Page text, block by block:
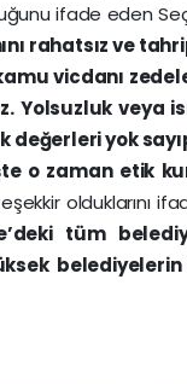
ifade eden
rahatsız ve
vicdanı
Yolsuzluk
yok
o zaman etik
olduklarını
tüm